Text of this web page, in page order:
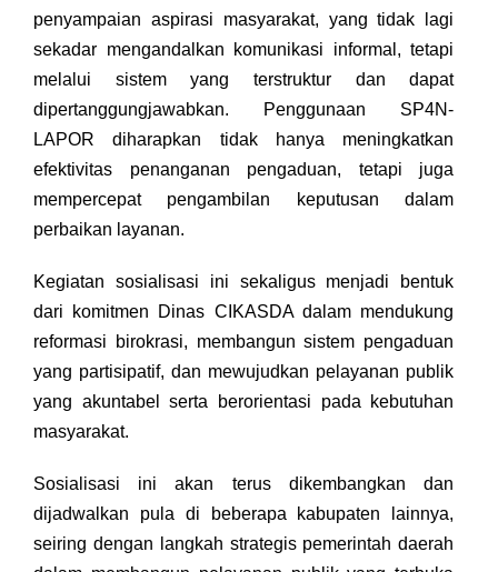
penyampaian aspirasi masyarakat, yang tidak lagi
sekadar mengandalkan komunikasi informal, tetapi
melalui sistem yang terstruktur dan dapat
dipertanggungjawabkan. Penggunaan SP4N-
LAPOR diharapkan tidak hanya meningkatkan
efektivitas penanganan pengaduan, tetapi juga
mempercepat pengambilan keputusan dalam
perbaikan layanan.
Kegiatan sosialisasi ini sekaligus menjadi bentuk
dari komitmen Dinas CIKASDA dalam mendukung
reformasi birokrasi, membangun sistem pengaduan
yang partisipatif, dan mewujudkan pelayanan publik
yang akuntabel serta berorientasi pada kebutuhan
masyarakat.
Sosialisasi ini akan terus dikembangkan dan
dijadwalkan pula di beberapa kabupaten lainnya,
seiring dengan langkah strategis pemerintah daerah